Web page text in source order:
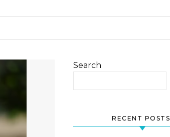
Search
RECENT POSTS